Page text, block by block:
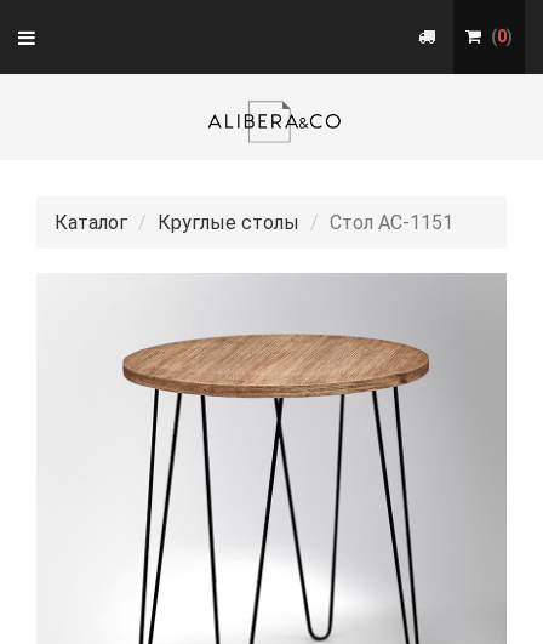
Toggle
navigation
(0)
Каталог Круглые столы Стол АС-1151